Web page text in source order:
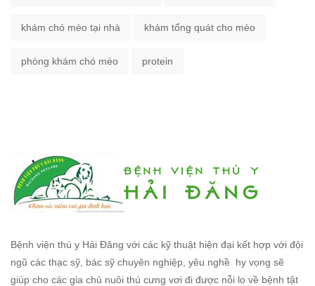
khám chó mèo tại nhà khám tổng quát cho mèo
phòng khám chó mèo protein
Bệnh viện thú y Hải Đăng với các kỹ thuật hiện đại kết hợp với đội
ngũ các thạc sỹ, bác sỹ chuyên nghiệp, yêu nghề hy vọng sẽ
giúp cho các gia chủ nuôi thú cưng vơi đi được nỗi lo về bệnh tật